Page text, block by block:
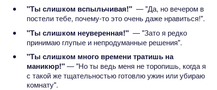
"Ты слишком вспыльчивая!" — "Да, но вечером в
постели тебе, почему-то это очень даже нравиться!".
"Ты слишком неуверенная!" — "Зато я редко
принимаю глупые и непродуманные решения".
"Ты слишком много времени тратишь на
маникюр!"— "Но ты ведь меня не торопишь, когда я
с такой же тщательностью готовлю ужин или убираю
комнату".